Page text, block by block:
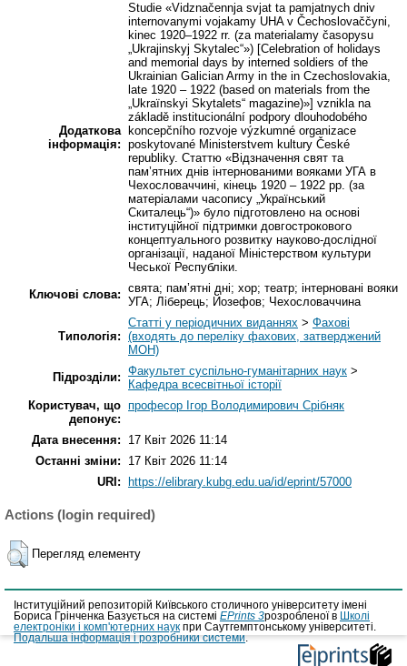
Додаткова
інформація:
Studie «Vidznačennja svjat ta pamjatnych dniv
internovanymi vojakamy UHA v Čechoslovaččyni,
kinec 1920–1922 rr. (za materialamy časopysu
„Ukrajinskyj Skytalec“») [Celebration of holidays
and memorial days by interned soldiers of the
Ukrainian Galician Army in the in Czechoslovakia,
late 1920 – 1922 (based on materials from the
„Ukraїnskyi Skytalets“ magazine)»] vznikla na
základě institucionální podpory dlouhodobého
koncepčního rozvoje výzkumné organizace
poskytované Ministerstvem kultury České
republiky. Статтю «Відзначення свят та
пам’ятних днів інтернованими вояками УГА в
Чехословаччині, кінець 1920 – 1922 рр. (за
матеріалами часопису „Український
Скиталець“)» було підготовлено на основі
інституційної підтримки довгострокового
концептуального розвитку науково-дослідної
організації, наданої Міністерством культури
Чеської Республіки.
Ключові слова: свята; пам’ятні дні; хор; театр; інтерновані вояки
УГА; Ліберець; Йозефов; Чехословаччина
Типологія:
Статті у періодичних виданнях > Фахові
(входять до переліку фахових, затверджений
МОН)
Підрозділи: Факультет суспільно-гуманітарних наук >
Кафедра всесвітньої історії
Користувач, що
депонує:
професор Ігор Володимирович Срібняк
Дата внесення:
17 Квіт 2026 11:14
Останні зміни:
17 Квіт 2026 11:14
URI:
https://elibrary.kubg.edu.ua/id/eprint/57000
Actions (login required)
Перегляд елементу
Інституційний репозиторій Київського столичного університету імені
Бориса Грінченка Базується на системі EPrints 3розробленої в
Школі
електроніки і комп'ютерних наук при Саутгемптонському університеті.
Подальша інформація і розробники системи.